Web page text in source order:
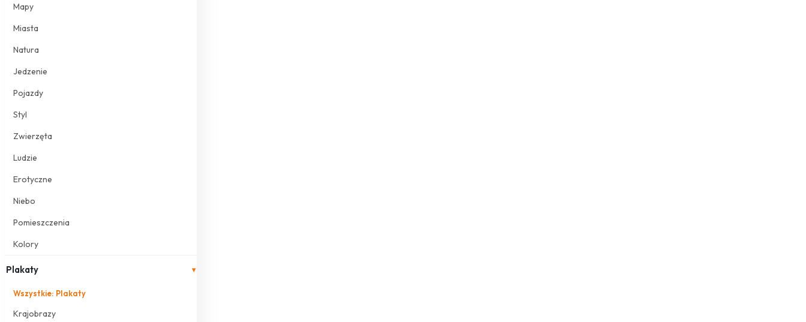
Mapy
Miasta
Natura
Jedzenie
Pojazdy
Styl
Zwierzęta
Ludzie
Erotyczne
Niebo
Pomieszczenia
Kolory
Plakaty ▾
Wszystkie: Plakaty
Krajobrazy